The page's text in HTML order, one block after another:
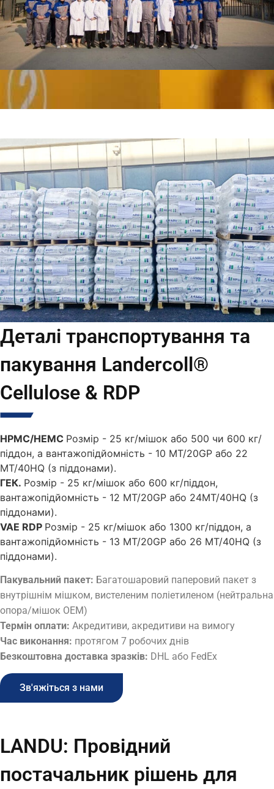
Деталі транспортування та
пакування Landercoll®
Cellulose & RDP
HPMC/HEMC Розмір - 25 кг/мішок або 500 чи 600 кг/
піддон, а вантажопідйомність - 10 МТ/20GP або 22
МТ/40HQ (з піддонами).
ГЕК. Розмір - 25 кг/мішок або 600 кг/піддон,
вантажопідйомність - 12 MT/20GP або 24MT/40HQ (з
піддонами).
VAE RDP Розмір - 25 кг/мішок або 1300 кг/піддон, а
вантажопідйомність - 13 МТ/20GP або 26 МТ/40HQ (з
піддонами).
Пакувальний пакет: Багатошаровий паперовий пакет з
внутрішнім мішком, вистеленим поліетиленом (нейтральна
опора/мішок OEM)
Термін оплати: Акредитиви, акредитиви на вимогу
Час виконання: протягом 7 робочих днів
Безкоштовна доставка зразків: DHL або FedEx
Зв'яжіться з нами
LANDU: Провідний
постачальник рішень для